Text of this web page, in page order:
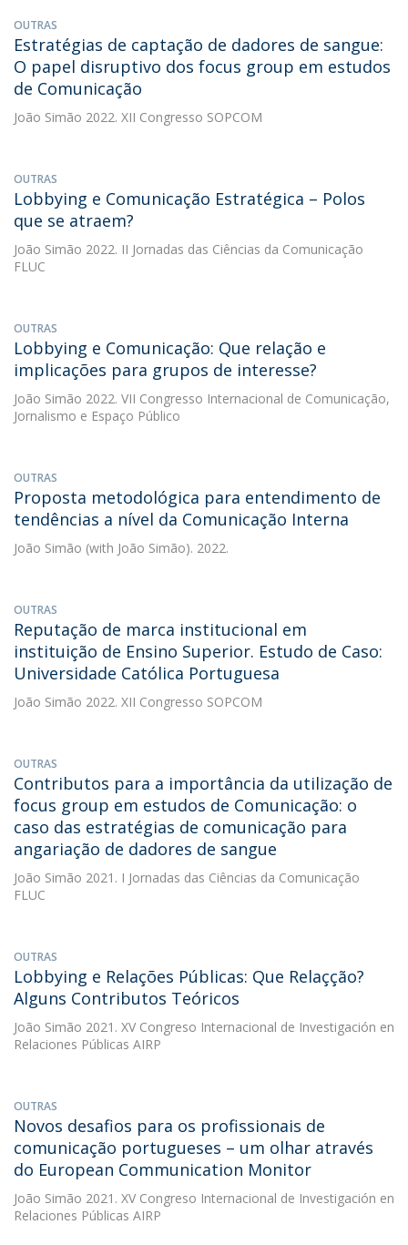
OUTRAS
Estratégias de captação de dadores de sangue:
O papel disruptivo dos focus group em estudos
de Comunicação
João Simão 2022. XII Congresso SOPCOM
OUTRAS
Lobbying e Comunicação Estratégica – Polos
que se atraem?
João Simão 2022. II Jornadas das Ciências da Comunicação
FLUC
OUTRAS
Lobbying e Comunicação: Que relação e
implicações para grupos de interesse?
João Simão 2022. VII Congresso Internacional de Comunicação,
Jornalismo e Espaço Público
OUTRAS
Proposta metodológica para entendimento de
tendências a nível da Comunicação Interna
João Simão (with João Simão). 2022.
OUTRAS
Reputação de marca institucional em
instituição de Ensino Superior. Estudo de Caso:
Universidade Católica Portuguesa
João Simão 2022. XII Congresso SOPCOM
OUTRAS
Contributos para a importância da utilização de
focus group em estudos de Comunicação: o
caso das estratégias de comunicação para
angariação de dadores de sangue
João Simão 2021. I Jornadas das Ciências da Comunicação
FLUC
OUTRAS
Lobbying e Relações Públicas: Que Relaçção?
Alguns Contributos Teóricos
João Simão 2021. XV Congreso Internacional de Investigación en
Relaciones Públicas AIRP
OUTRAS
Novos desafios para os profissionais de
comunicação portugueses – um olhar através
do European Communication Monitor
João Simão 2021. XV Congreso Internacional de Investigación en
Relaciones Públicas AIRP